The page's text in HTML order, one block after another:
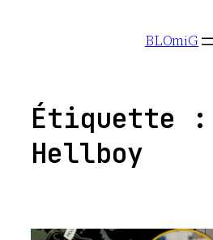
BLOmiG
Étiquette :
Hellboy